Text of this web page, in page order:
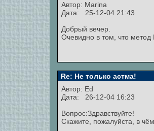
Автор: Marina
Дата: 25-12-04 21:43
Добрый вечер.
Очевидно в том, что метод
Re: Не только астма!
Автор: Ed
Дата: 26-12-04 16:23
Вопрос:Здравствуйте!
Скажите, пожалуйста, в